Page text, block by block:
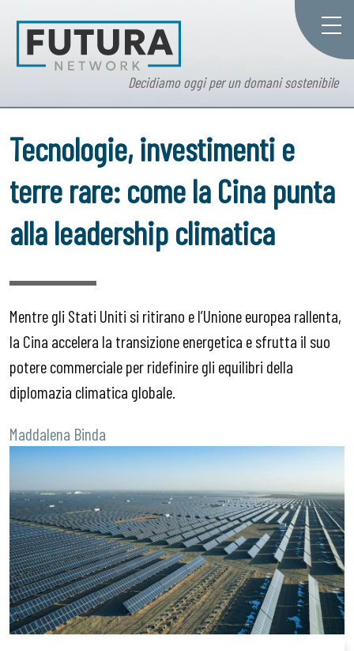
Decidiamo oggi per un domani sostenibile
Tecnologie, investimenti e
terre rare: come la Cina punta
alla leadership climatica
Mentre gli Stati Uniti si ritirano e l’Unione europea rallenta,
la Cina accelera la transizione energetica e sfrutta il suo
potere commerciale per ridefinire gli equilibri della
diplomazia climatica globale.
Maddalena Binda